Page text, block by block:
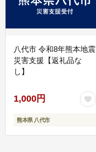
八代市 令和8年熊本地震
災害支援【返礼品な
し】
1,000円
熊本県 八代市